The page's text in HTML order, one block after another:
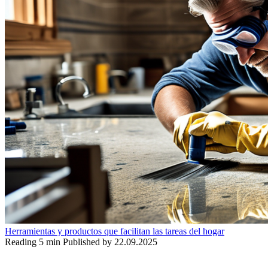
Herramientas y productos que facilitan las tareas del hogar
Reading 5 min Published by 22.09.2025